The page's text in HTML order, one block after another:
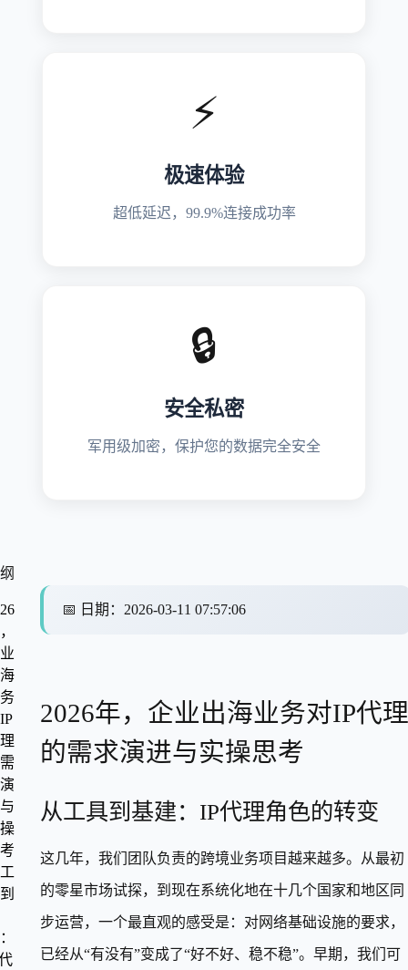
⚡
极速体验
超低延迟，99.9%连接成功率
🔒
安全私密
军用级加密，保护您的数据完全安全
📅 日期 ： 2026-03-11 07:57:06
2026年，企业出海业务对IP代理
的需求演进与实操思考
从工具到基建：IP代理角色的转变
这几年，我们团队负责的跨境业务项目越来越多。从最初
的零星市场试探，到现在系统化地在十几个国家和地区同
步运营，一个最直观的感受是：对网络基础设施的要求，
已经从“有没有”变成了“好不好、稳不稳”。早期，我们可